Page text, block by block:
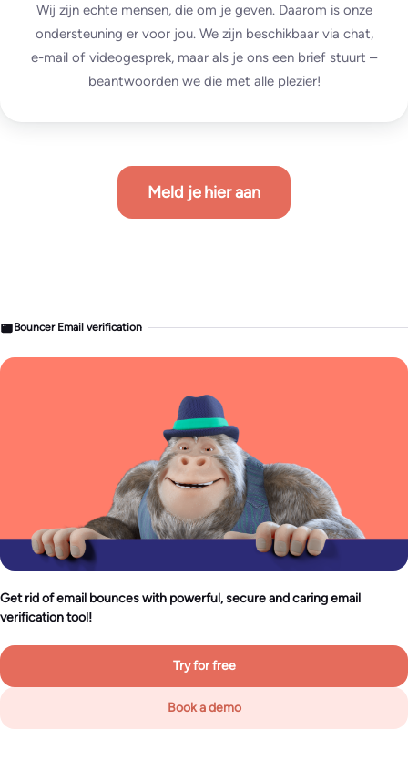
Wij zijn echte mensen, die om je geven. Daarom is onze
ondersteuning er voor jou. We zijn beschikbaar via chat,
e-mail of videogesprek, maar als je ons een brief stuurt –
beantwoorden we die met alle plezier!
Meld je hier aan
Bouncer Email verification
Get rid of email bounces with powerful, secure and caring email
verification tool!
Try for free
Book a demo